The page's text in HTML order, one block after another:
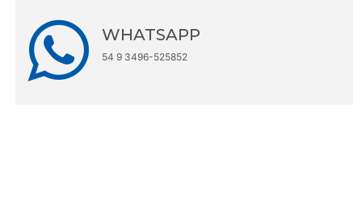
WHATSAPP
54 9 3496-525852